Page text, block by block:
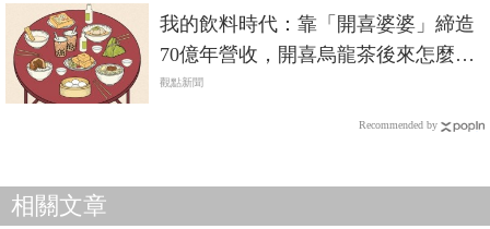
我的飲料時代：靠「開喜婆婆」締造
70億年營收，開喜烏龍茶後來怎麼
了？
觀點新聞
Recommended by
相關文章